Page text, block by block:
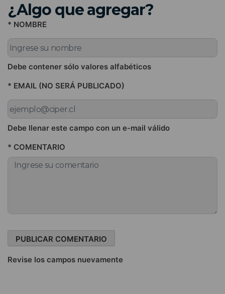
¿Algo que agregar?
* NOMBRE
Debe contener sólo valores alfabéticos
* EMAIL (NO SERÁ PUBLICADO)
Debe llenar este campo con un e-mail válido
* COMENTARIO
Revise los campos nuevamente